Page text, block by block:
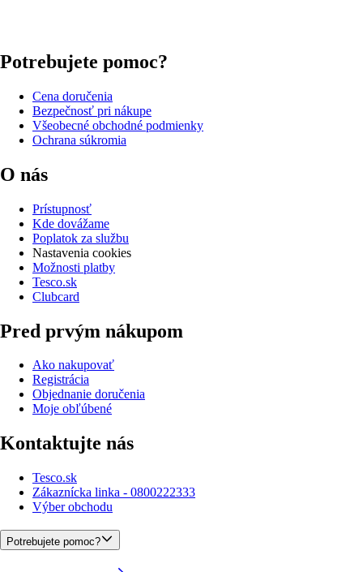
Potrebujete pomoc?
Cena doručenia
Bezpečnosť pri nákupe
Všeobecné obchodné podmienky
Ochrana súkromia
O nás
Prístupnosť
Kde dovážame
Poplatok za službu
Nastavenia cookies
Možnosti platby
Tesco.sk
Clubcard
Pred prvým nákupom
Ako nakupovať
Registrácia
Objednanie doručenia
Moje obľúbené
Kontaktujte nás
Tesco.sk
Zákaznícka linka - 0800222333
Výber obchodu
Potrebujete pomoc?